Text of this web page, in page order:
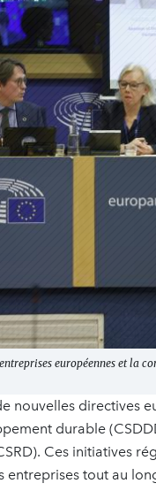
européennes et la
nouvelles directives
durable
Ces initiatives
tout au